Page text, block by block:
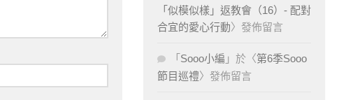
「似模似樣」返教會（16）- 配對
合宜的愛心行動〉發佈留言
「 Sooo小編 」於〈第6季Sooo
節目巡禮〉發佈留言